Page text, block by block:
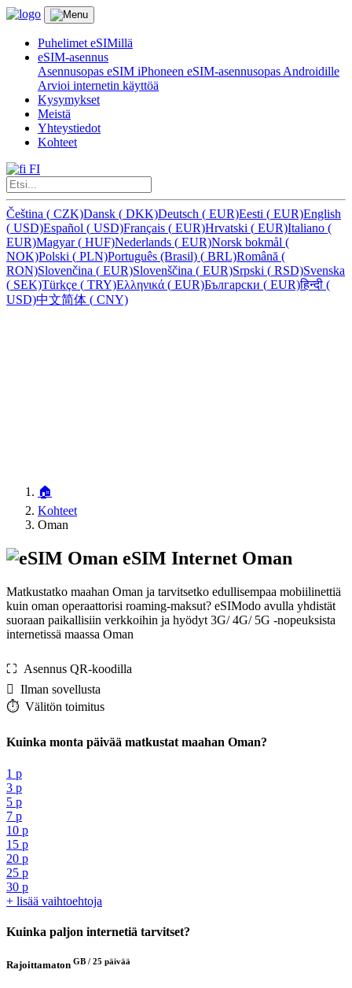
Puhelimet eSIMillä
eSIM-asennus
Asennusopas eSIM iPhoneen eSIM-asennusopas Androidille
Arvioi internetin käyttöä
Kysymykset
Meistä
Yhteystiedot
Kohteet
FI
Čeština ( CZK)Dansk ( DKK)Deutsch ( EUR)Eesti ( EUR)English
( USD)Español ( USD)Français ( EUR)Hrvatski ( EUR)Italiano (
EUR)Magyar( HUF)Nederlands ( EUR)Norsk bokmål (
NOK)Polski ( PLN)Português (Brasil) ( BRL)Română (
RON)Slovenčina ( EUR)Slovenščina ( EUR)Srpski ( RSD)Svenska
( SEK)Türkçe ( TRY)Ελληνικά ( EUR)Български ( EUR)हिन्दी (
USD)中文简体 ( CNY)
🏠
Kohteet
Oman
eSIM Internet Oman
Matkustatko maahan Oman ja tarvitsetko edullisempaa mobiilinettiä
kuin oman operaattorisi roaming-maksut? eSIModo avulla yhdistät
suoraan paikallisiin verkkoihin ja hyödyt 3G/ 4G/ 5G -nopeuksista
internetissä maassa Oman
⛶️️ Asennus QR-koodilla
️ Ilman sovellusta
⏱️️ Välitön toimitus
Kuinka monta päivää matkustat maahan Oman?
1 p
3 p
5 p
7 p
10 p
15 p
20 p
25 p
30 p
+ lisää vaihtoehtoja
Kuinka paljon internetiä tarvitset?
Rajoittamaton GB / 25 päivää